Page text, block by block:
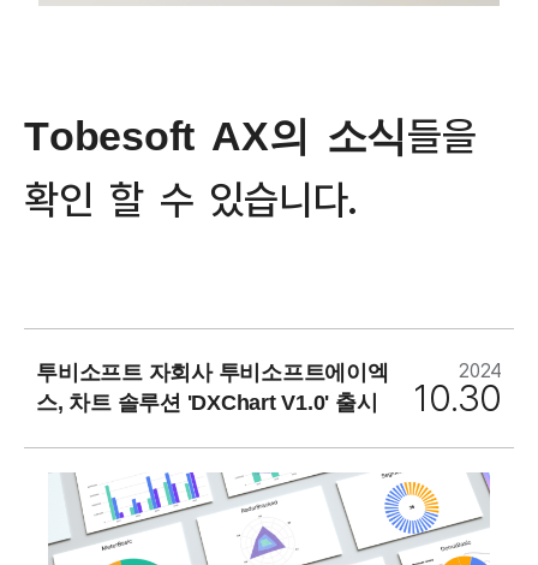
Tobesoft AX의 소식들을
확인 할 수 있습니 다.
투비소프트 자회사 투비소프트에이엑
스, 차트 솔루션 'DXChart V1.0' 출시
2024
10.30